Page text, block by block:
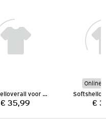
Softshelloverall voor baby's
Prijs:
€ 35,99
Online
€